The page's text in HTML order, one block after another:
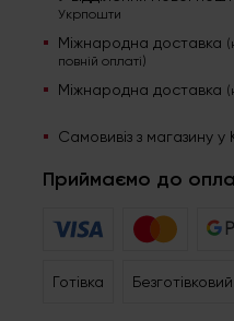
Укрпошти
Міжнародна доставка
повній оплаті)
Міжнародна доставка
Самовивіз з магазину у
Приймаємо до
Готівка